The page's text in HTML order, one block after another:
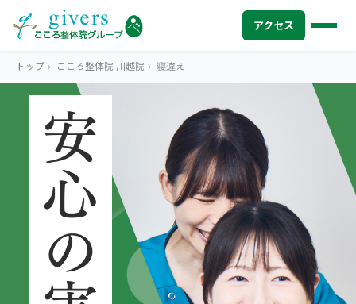
アクセス
HOME トップ
SYMPTOMS 症状から探す
腰痛
肩こり・首こり
MENU メニューから探す
STORE 店舗一覧
AREA エリアから探す
トップ › こころ整体院 川越院 › 寝違え